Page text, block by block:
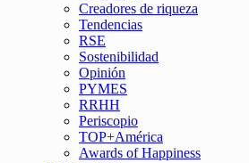
Creadores de riqueza
Tendencias
RSE
Sostenibilidad
Opinión
PYMES
RRHH
Periscopio
TOP+América
Awards of Happiness